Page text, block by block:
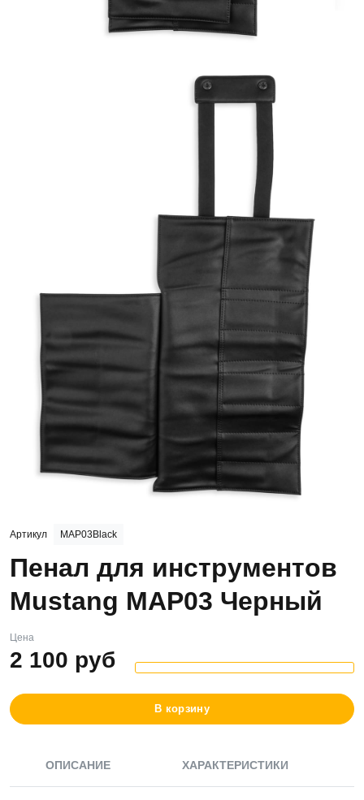
Артикул MAP03Black
Пенал для инструментов
Mustang MAP03 Черный
Цена
2 100 руб
В корзину
ОПИСАНИЕ ХАРАКТЕРИСТИКИ